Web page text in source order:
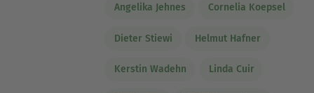
Angelika Jehnes Cornelia Koepsel
Dieter Stiewi Helmut Hafner
Kerstin Wadehn Linda Cuir